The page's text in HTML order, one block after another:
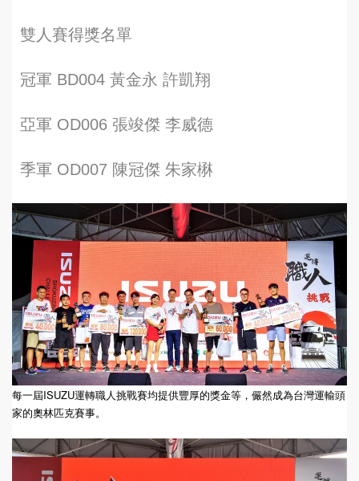
雙人賽得獎名單
冠軍 BD004 黃金永 許凱翔
亞軍 OD006 張竣傑 李威德
季軍 OD007 陳冠傑 朱家楙
每一屆ISUZU運轉職人挑戰賽均提供豐厚的獎金等，儼然成為台灣運輸頭
家的奧林匹克賽事。